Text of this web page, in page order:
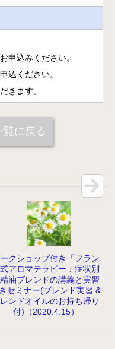
申込みください。
込ください。
きます。
覧に戻る
クショップ付き「フラン
アロマテラピー：症状別
油ブレンドの講義と実習
セミナー(ブレンド実習 &
ンドオイルのお持ち帰り
付)（2020.4.15）